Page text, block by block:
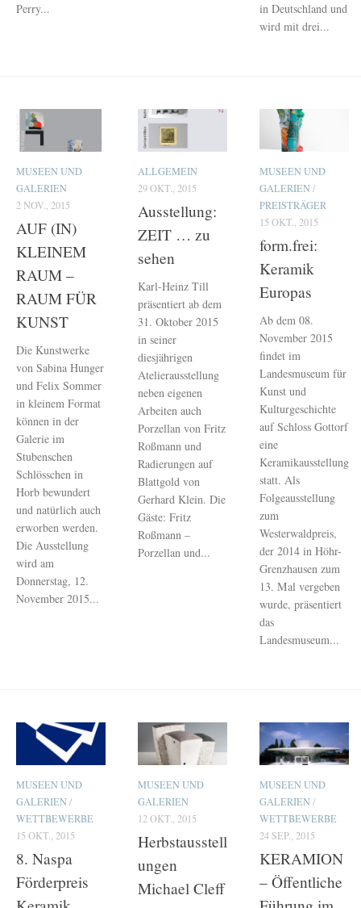
Perry...
in Deutschland und
wird mit drei...
MUSEEN UND
GALERIEN
2 NOV., 2015
AUF (IN)
KLEINEM
RAUM –
RAUM FÜR
KUNST
Die Kunstwerke
von Sabina Hunger
und Felix Sommer
in kleinem Format
können in der
Galerie im
Stubenschen
Schlösschen in
Horb bewundert
und natürlich auch
erworben werden.
Die Ausstellung
wird am
Donnerstag, 12.
November 2015...
ALLGEMEIN
29 OKT., 2015
Ausstellung:
ZEIT … zu
sehen
Karl-Heinz Till
präsentiert ab dem
31. Oktober 2015
in seiner
diesjährigen
Atelierausstellung
neben eigenen
Arbeiten auch
Porzellan von Fritz
Roßmann und
Radierungen auf
Blattgold von
Gerhard Klein. Die
Gäste: Fritz
Roßmann –
Porzellan und...
MUSEEN UND
GALERIEN/
PREISTRÄGER
15 OKT., 2015
form.frei:
Keramik
Europas
Ab dem 08.
November 2015
findet im
Landesmuseum für
Kunst und
Kulturgeschichte
auf Schloss Gottorf
eine
Keramikausstellung
statt. Als
Folgeausstellung
zum
Westerwaldpreis,
der 2014 in Höhr-
Grenzhausen zum
13. Mal vergeben
wurde, präsentiert
das
Landesmuseum...
MUSEEN UND
GALERIEN/
WETTBEWERBE
15 OKT., 2015
8. Naspa
Förderpreis
MUSEEN UND
GALERIEN
12 OKT., 2015
Herbstausstell
ungen
Michael Cleff
MUSEEN UND
GALERIEN/
WETTBEWERBE
24 SEP., 2015
KERAMION
– Öffentliche